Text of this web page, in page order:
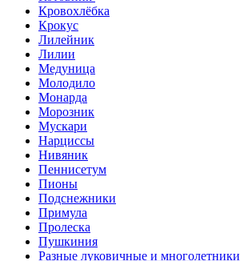
Кровохлёбка
Крокус
Лилейник
Лилии
Медуница
Молодило
Монарда
Морозник
Мускари
Нарциссы
Нивяник
Пеннисетум
Пионы
Подснежники
Примула
Пролеска
Пушкиния
Разные луковичные и многолетники